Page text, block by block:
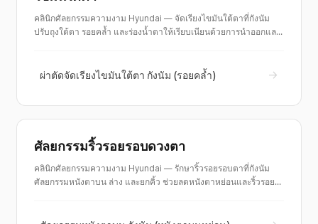
คลินิกศัลยกรรมความงาม Hyundai — จัดเรียงไขมันใต้ตาที่กังนัม
ปรับถุงใต้ตา รอยคล้ำ และร่องน้ำตาให้เรียบเนียนด้วยการนำออกและ
ผ่าตัดจัดเรียงไขมันใต้ตา กังนัม (รอยคล้ำ) →
ศัลยกรรมริ้วรอยรอบดวงตา
คลินิกศัลยกรรมความงาม Hyundai — รักษาริ้วรอยรอบตาที่กังนัม
ศัลยกรรมหนังตาบน ล่าง และยกคิ้ว ช่วยลดหนังตาหย่อนและริ้วรอย